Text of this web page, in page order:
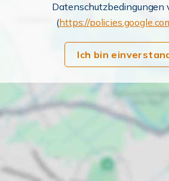
Datenschutzbedingungen
(https://
Ich bin